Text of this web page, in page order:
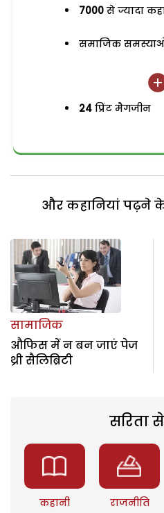
7000 से ज्यादा
समाजिक
24 प्रिंट मैगजीन
और कहानियां पढ़ने
सामाजिक
औफिस में न बन जाएं पेज
थ्री सैलिब्रिटी
सरिता
कहानी राजनीति